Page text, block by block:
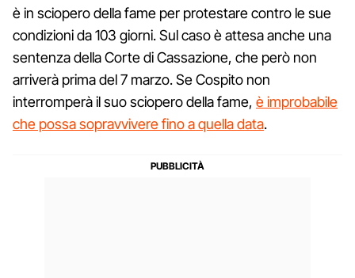
è in sciopero della fame per protestare contro le sue
condizioni da 103 giorni. Sul caso è attesa anche una
sentenza della Corte di Cassazione, che però non
arriverà prima del 7 marzo. Se Cospito non
interromperà il suo sciopero della fame, è improbabile
che possa sopravvivere fino a quella data.